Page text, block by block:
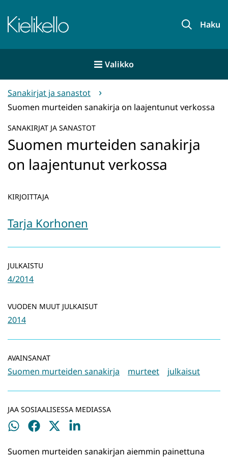
sisältöön
Etusivu Haku
Valikko
Sanakirjat ja sanastot
Suomen murteiden sanakirja on laajentunut verkossa
SANAKIRJAT JA SANASTOT
Suomen murteiden sanakirja
on laajentunut verkossa
KIRJOITTAJA
Tarja Korhonen
JULKAISTU
4/2014
VUODEN MUUT JULKAISUT
2014
AVAINSANAT
Suomen murteiden sanakirja murteet julkaisut
JAA SOSIAALISESSA MEDIASSA
Jaa
Jaa
Jaa
Jaa
Suomen murteiden sanakirjan aiemmin painettuna